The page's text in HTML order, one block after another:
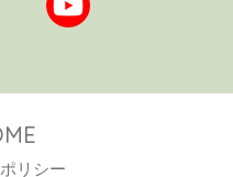
リシー